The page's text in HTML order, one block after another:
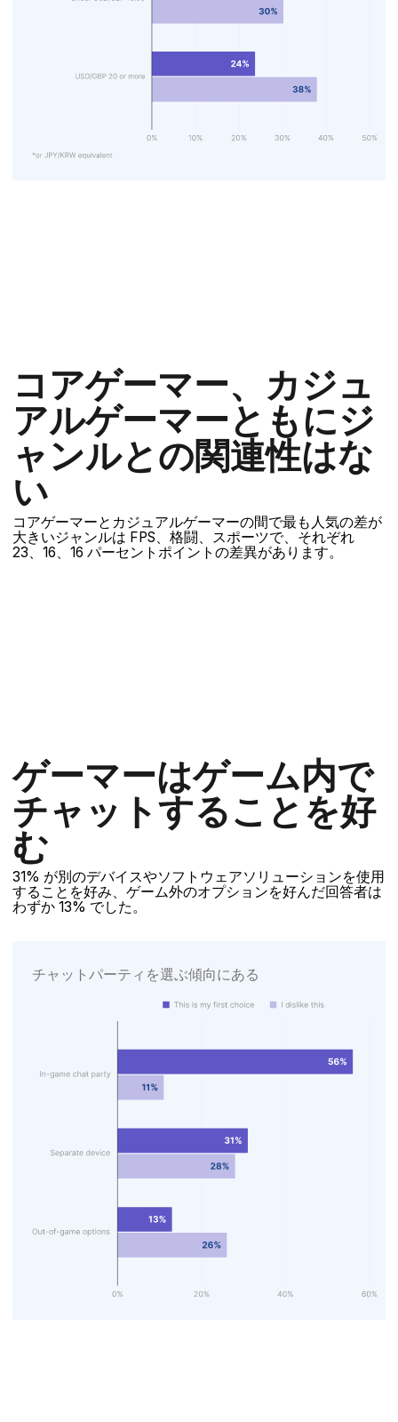
コアゲーマー、カジュ
アルゲーマーともにジ
ャンルとの関連性はな
い
コアゲーマーとカジュアルゲーマーの間で最も人気の差が
大きいジャンルは FPS、格闘、スポーツで、それぞれ
23、16、16 パーセントポイントの差異があります。
ゲーマーはゲーム内で
チャットすることを好
む
31% が別のデバイスやソフトウェアソリューションを使用
することを好み、ゲーム外のオプションを好んだ回答者は
わずか 13% でした。
チャットパーティを選ぶ傾向にある